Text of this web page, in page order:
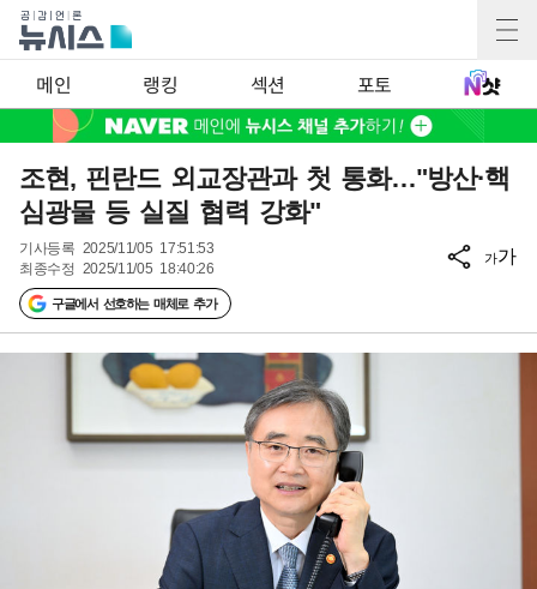
메인 랭킹 섹션 포토
조현, 핀란드 외교장관과 첫 통화…"방산·핵
심광물 등 실질 협력 강화"
기사등록 2025/11/05 17:51:53
최종수정 2025/11/05 18:40:26
구글에서 선호하는 매체로 추가
가가